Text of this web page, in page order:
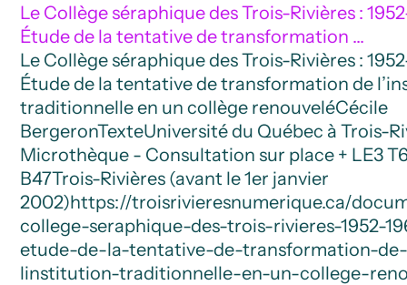
Le Collège séraphique des Trois-Rivières :
Étude de la tentative de transformation …
Le Collège séraphique des Trois-Rivières :
Étude de la tentative de transformation de
traditionnelle en un collège renouveléCécile
BergeronTexteUniversité du Québec à Trois-
Microthèque - Consultation sur place + LE3
B47Trois-Rivières (avant le 1er janvier
2002)https://troisrivieresnumerique.ca/
college-seraphique-des-trois-rivieres-1952-
etude-de-la-tentative-de-transformation-
linstitution-traditionnelle-en-un-college-